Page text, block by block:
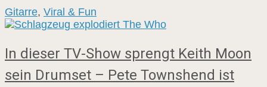
Gitarre, Viral & Fun
In dieser TV-Show sprengt Keith Moon
sein Drumset – Pete Townshend ist